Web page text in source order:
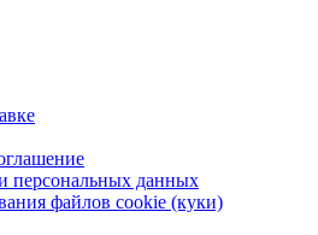
персональных данных
файлов cookie (куки)